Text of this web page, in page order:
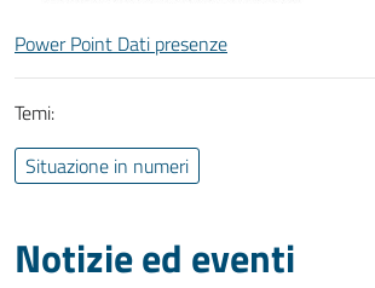
Power Point Dati presenze
Temi:
Situazione in numeri
Notizie ed eventi